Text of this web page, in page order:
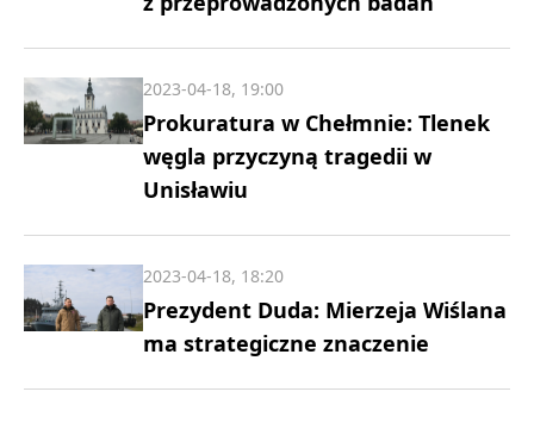
Prokuratura w Chełmnie: Tlenek
węgla przyczyną tragedii w
Unisławiu
2023-04-18, 19:00
Prezydent Duda: Mierzeja Wiślana
ma strategiczne znaczenie
2023-04-18, 18:20